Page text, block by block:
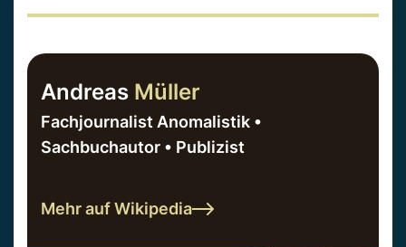
Andreas Müller
Fachjournalist Anomalistik •
Sachbuchautor • Publizist
Mehr auf Wikipedia